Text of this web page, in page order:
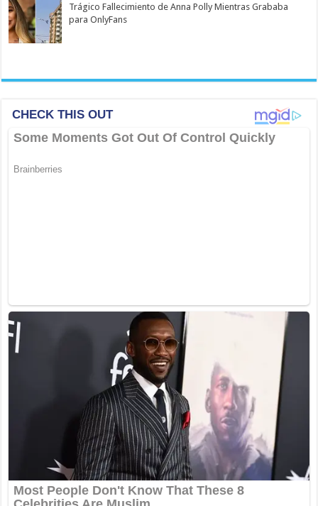
Trágico Fallecimiento de Anna Polly Mientras Grababa
para OnlyFans